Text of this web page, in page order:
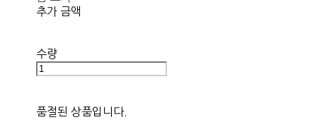
추가 금액
수량
품절된 상품입니다.